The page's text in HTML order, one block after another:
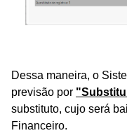
Dessa maneira, o
previsão por
substituto, cujo será
Financeiro.